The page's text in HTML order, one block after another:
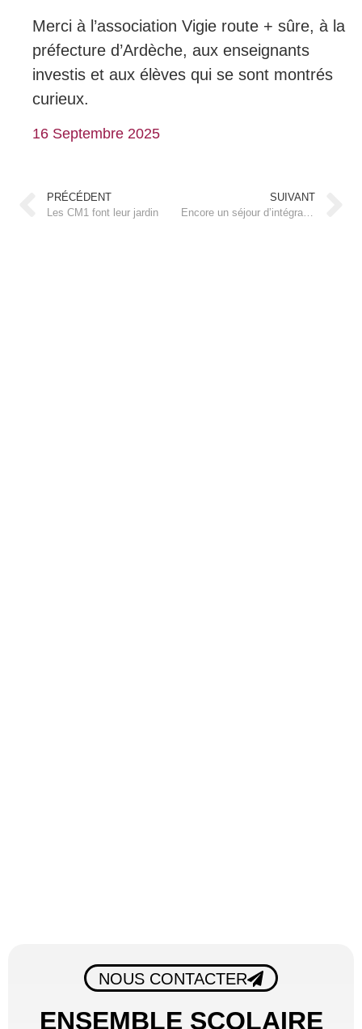
Merci à l’association Vigie route + sûre, à la
préfecture d’Ardèche, aux enseignants
investis et aux élèves qui se sont montrés
curieux.
16 Septembre 2025
PRÉCÉDENT
Les CM1 font leur jardin
SUIVANT
NOUS CONTACTER
ENSEMBLE SCOLAIRE